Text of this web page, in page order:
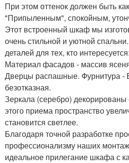
При этом оттенок должен быть
"Припыленным", спокойным,
Этот встроенный шкаф мы
очень стильной и уютной
деталей для тех, кто интересуется:
Материал фасадов - массив
Дверцы распашные. Фурнитура -
безотказная.
Зеркала (серебро) декорированы
этого приема пространство
становится светлее.
Благодаря точной разработке
профессионализму наших
идеальное прилегание шкафа с